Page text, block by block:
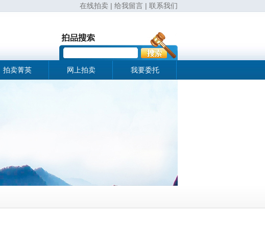
在线拍卖 | 给我留言 | 联系我们
拍卖菁英 网上拍卖 我要委托